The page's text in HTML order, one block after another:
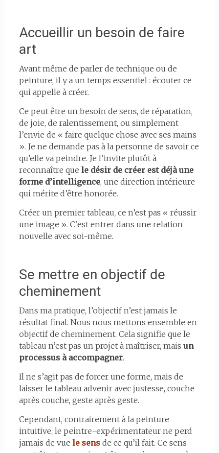
Accueillir un besoin de faire
art
Avant même de parler de technique ou de
peinture, il y a un temps essentiel : écouter ce
qui appelle à créer.
Ce peut être un besoin de sens, de réparation,
de joie, de ralentissement, ou simplement
l’envie de « faire quelque chose avec ses mains
». Je ne demande pas à la personne de savoir ce
qu’elle va peindre. Je l’invite plutôt à
reconnaître que le désir de créer est déjà une
forme d’intelligence, une direction intérieure
qui mérite d’être honorée.
Créer un premier tableau, ce n’est pas « réussir
une image ». C’est entrer dans une relation
nouvelle avec soi-même.
Se mettre en objectif de
cheminement
Dans ma pratique, l’objectif n’est jamais le
résultat final. Nous nous mettons ensemble en
objectif de cheminement. Cela signifie que le
tableau n’est pas un projet à maîtriser, mais un
processus à accompagner.
Il ne s’agit pas de forcer une forme, mais de
laisser le tableau advenir avec justesse, couche
après couche, geste après geste.
Cependant, contrairement à la peinture
intuitive, le peintre-expérimentateur ne perd
jamais de vue le sensde ce qu’il fait. Ce sens